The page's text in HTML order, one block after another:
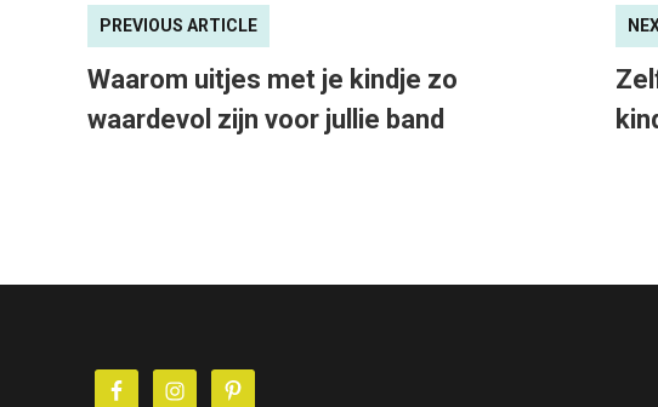
PREVIOUS ARTICLE
Waarom uitjes met je kindje zo
waardevol zijn voor jullie band